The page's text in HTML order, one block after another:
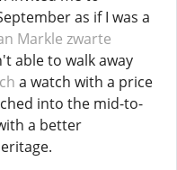
as if I was a
Markle zwarte
able to walk away
a watch with a price
into the mid-to-
a better